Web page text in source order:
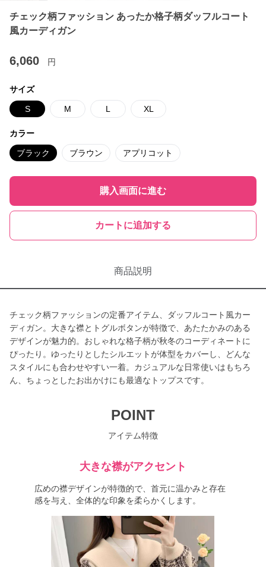
チェック柄ファッション あったか格子柄ダッフルコート
風カーディガン
6,060 円
サイズ
S M L XL
カラー
ブラック ブラウン アプリコット
購入画面に進む
カートに追加する
商品説明
チェック柄ファッションの定番アイテム、ダッフルコート風カー
ディガン。大きな襟とトグルボタンが特徴で、あたたかみのある
デザインが魅力的。おしゃれな格子柄が秋冬のコーディネートに
ぴったり。ゆったりとしたシルエットが体型をカバーし、どんな
スタイルにも合わせやすい一着。カジュアルな日常使いはもちろ
ん、ちょっとしたお出かけにも最適なトップスです。
POINT
アイテム特徴
大きな襟がアクセント
広めの襟デザインが特徴的で、首元に温かみと存在
感を与え、全体的な印象を柔らかくします。